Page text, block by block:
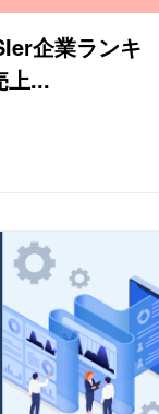
企業ランキ
上...